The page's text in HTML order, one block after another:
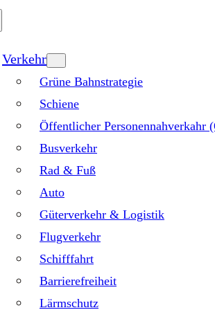
Verkehr
Grüne Bahnstrategie
Schiene
Öffentlicher Personennahverkahr
Busverkehr
Rad & Fuß
Auto
Güterverkehr & Logistik
Flugverkehr
Schifffahrt
Barrierefreiheit
Lärmschutz